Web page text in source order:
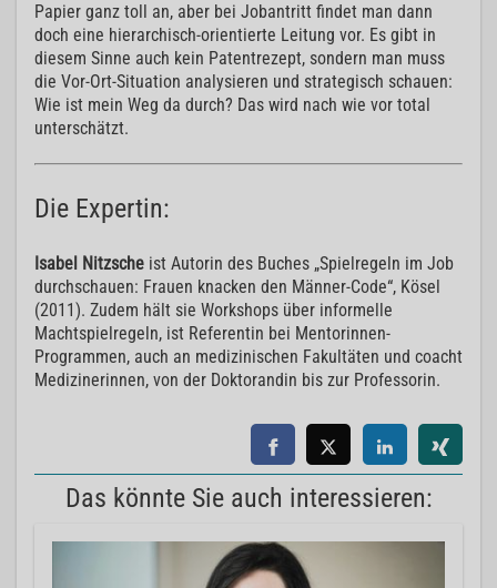
Papier ganz toll an, aber bei Jobantritt findet man dann
doch eine hierarchisch-orientierte Leitung vor. Es gibt in
diesem Sinne auch kein Patentrezept, sondern man muss
die Vor-Ort-Situation analysieren und strategisch schauen:
Wie ist mein Weg da durch? Das wird nach wie vor total
unterschätzt.
Die Expertin:
Isabel Nitzsche ist Autorin des Buches „Spielregeln im Job
durchschauen: Frauen knacken den Männer-Code“, Kösel
(2011). Zudem hält sie Workshops über informelle
Machtspielregeln, ist Referentin bei Mentorinnen-
Programmen, auch an medizinischen Fakultäten und coacht
Medizinerinnen, von der Doktorandin bis zur Professorin.
Das könnte Sie auch interessieren: